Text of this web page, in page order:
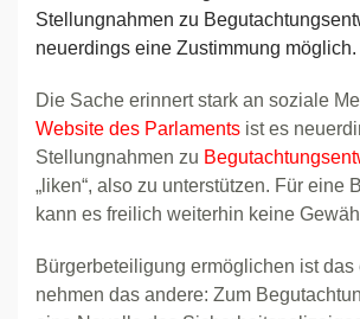
Stellungnahmen zu
neuerdings eine Zustimmung möglich.
Die Sache erinnert stark an soziale
Website des Parlaments ist es
Stellungnahmen zu
„liken“, also zu unterstützen. Für eine
kann es freilich weiterhin keine
Bürgerbeteiligung ermöglichen ist das
nehmen das andere: Zum